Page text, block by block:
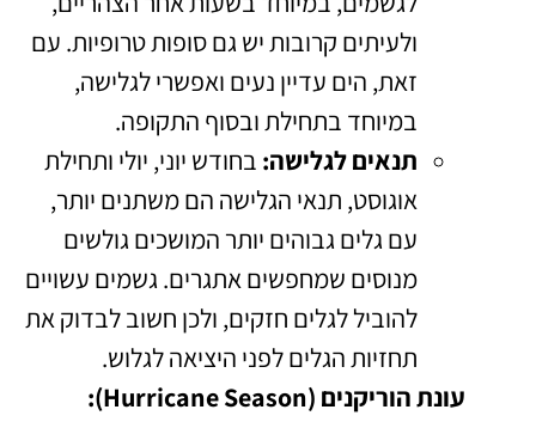
ולעיתים קרובות יש גם סופות טרופיות. עם
זאת, הים עדיין נעים ואפשרי לגלישה,
במיוחד בתחילת ובסוף התקופה.
תנאים לגלישה: בחודש יוני, יולי ותחילת
אוגוסט, תנאי הגלישה הם משתנים יותר,
עם גלים גבוהים יותר המושכים גולשים
מנוסים שמחפשים אתגרים. גשמים עשויים
להוביל לגלים חזקים, ולכן חשוב לבדוק את
תחזיות הגלים לפני היציאה לגלוש.
עונת הוריקנים (Hurricane Season):